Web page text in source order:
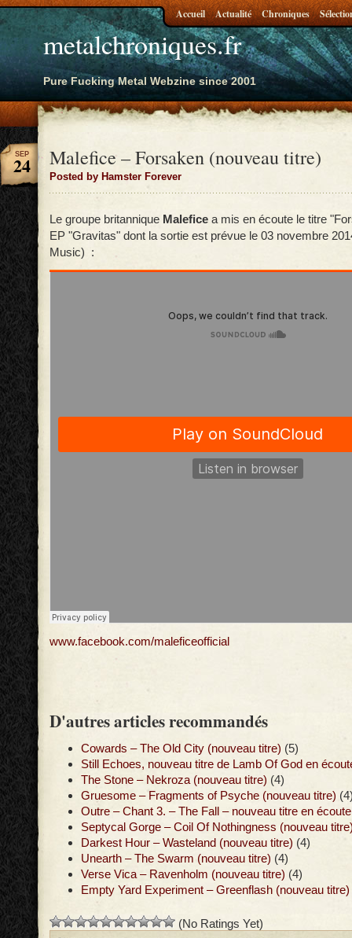
metalchroniques.fr
Pure Fucking Metal Webzine since 2001
Accueil Actualité Chroniques
Malefice – Forsaken (nouveau titre)
Posted by Hamster Forever
SEP
24
Le groupe britannique Malefice a mis en écoute le titre
EP "Gravitas" dont la sortie est prévue le 03 novembre
Music) :
www.facebook.com/maleficeofficial
D'autres articles recommandés
Cowards – The Old City (nouveau titre) (5)
Still Echoes, nouveau titre de Lamb Of God en
The Stone – Nekroza (nouveau titre) (4)
Gruesome – Fragments of Psyche (nouveau titre)
Outre – Chant 3. – The Fall – nouveau titre en écoute
Septycal Gorge – Coil Of Nothingness (nouveau
Darkest Hour – Wasteland (nouveau titre) (4)
Unearth – The Swarm (nouveau titre) (4)
Verse Vica – Ravenholm (nouveau titre) (4)
Empty Yard Experiment – Greenflash (nouveau titre)
(No Ratings Yet)